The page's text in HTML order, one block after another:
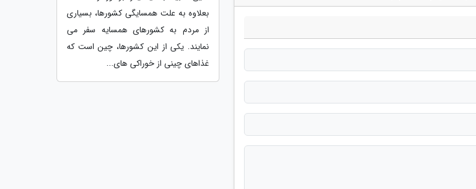
بعلاوه به علت همسایگی کشورها، بسیاری
از مردم به کشورهای همسایه سفر می
نمایند. یکی از این کشورها، چین است که
غذاهای چینی از خوراکی های...